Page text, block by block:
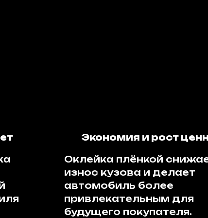
Экономия и рост
Оклейка плёнкой
износ кузова и делает
автомобиль более
привлекательным для
будущего покупателя.